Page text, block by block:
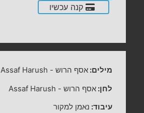
קנה עכשיו
מילים:אסף הרוש -
Assaf Harush
לחן:אסף הרוש -
Assaf Harush
עיבוד: נאמן למקור